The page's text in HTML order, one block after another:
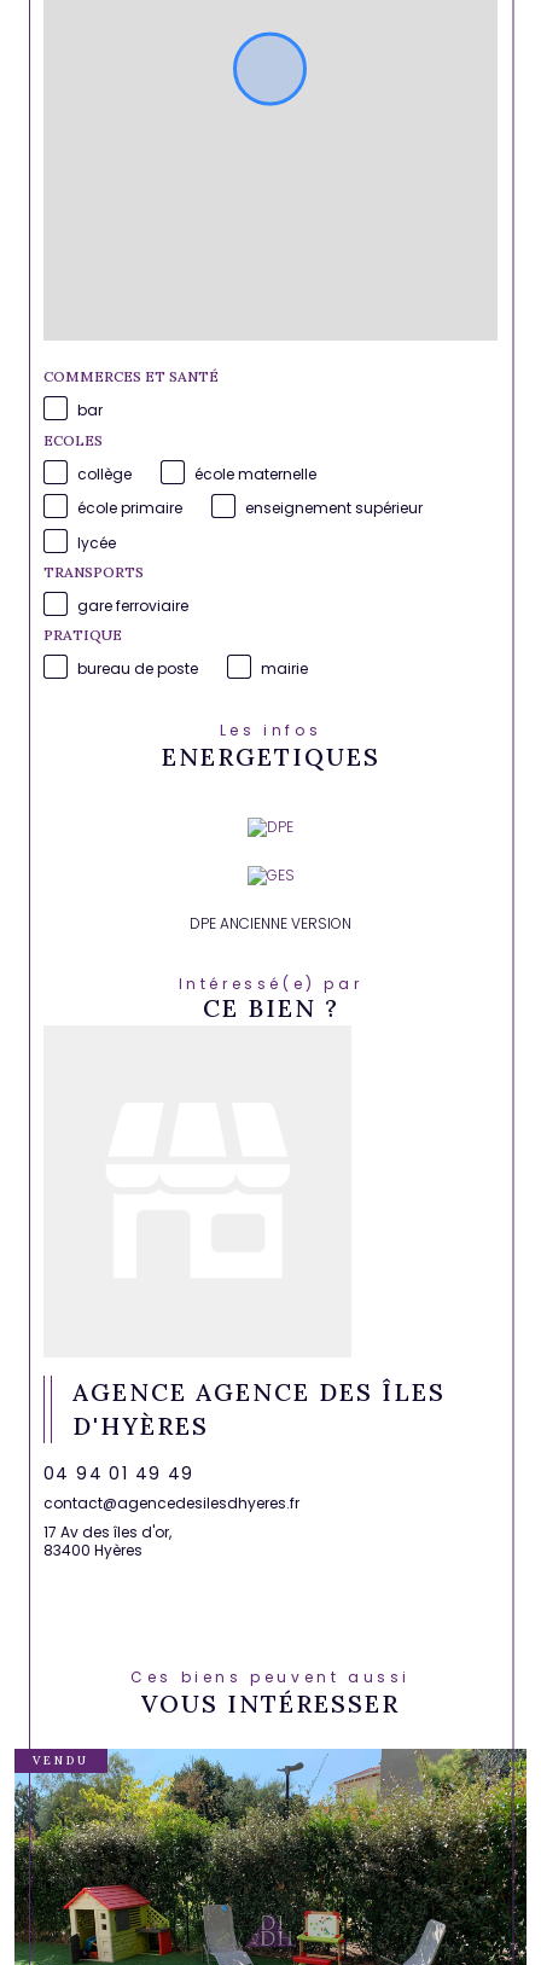
COMMERCES ET SANTÉ
bar
ECOLES
collège
école maternelle
école primaire
enseignement supérieur
lycée
TRANSPORTS
gare ferroviaire
PRATIQUE
bureau de poste mairie
Les infos
ENERGETIQUES
DPE ANCIENNE VERSION
Intéressé(e) par
CE BIEN ?
AGENCE AGENCE DES ÎLES
D'HYÈRES
04 94 01 49 49
contact@agencedesilesdhyeres.fr
17 Av des îles d'or,
83400 Hyères
Ces biens peuvent aussi
VOUS INTÉRESSER
VENDU